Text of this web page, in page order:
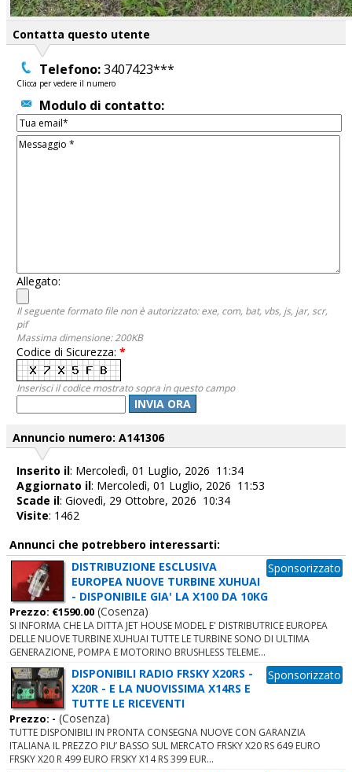
Contatta questo utente
Telefono:3407423***
Clicca per vedere il numero
Modulo di contatto:
Allegato:
Il seguente formato file non è autorizzato: exe, com, bat, vbs, js, jar, scr,
pif
Massima dimensione: 200KB
Codice di Sicurezza: *
Inserisci il codice mostrato sopra in questo campo
INVIA ORA
Annuncio numero: A141306
Inserito il: Mercoledì, 01 Luglio, 2026 11:34
Aggiornato il: Mercoledì, 01 Luglio, 2026 11:53
Scade il: Giovedì, 29 Ottobre, 2026 10:34
Visite: 1462
Annunci che potrebbero interessarti:
Sponsorizzato
DISTRIBUZIONE ESCLUSIVA
EUROPEA NUOVE TURBINE XUHUAI
- DISPONIBILE GIA' LA X100 DA 10KG
Prezzo: €1590.00 (Cosenza)
SI INFORMA CHE LA DITTA JET HOUSE MODEL E' DISTRIBUTRICE EUROPEA
DELLE NUOVE TURBINE XUHUAI TUTTE LE TURBINE SONO DI ULTIMA
GENERAZIONE, POMPA E MOTORINO BRUSHLESS TELEME...
Sponsorizzato
DISPONIBILI RADIO FRSKY X20RS -
X20R - E LA NUOVISSIMA X14RS E
TUTTE LE RICEVENTI
Prezzo: - (Cosenza)
TUTTE DISPONIBILI IN PRONTA CONSEGNA NUOVE CON GARANZIA
ITALIANA IL PREZZO PIU’ BASSO SUL MERCATO FRSKY X20 RS 649 EURO
FRSKY X20 R 499 EURO FRSKY X14 RS 399 EUR...